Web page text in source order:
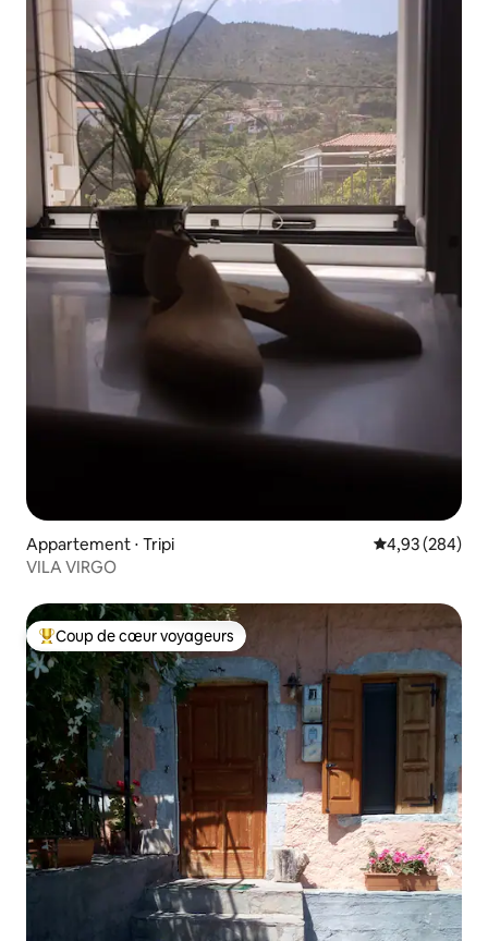
Appartement ⋅ Tripi Évaluation
4,93 (284)
VILA VIRGO
Coups de cœur voyageurs les plus appréciés
Coup de cœur voyageurs